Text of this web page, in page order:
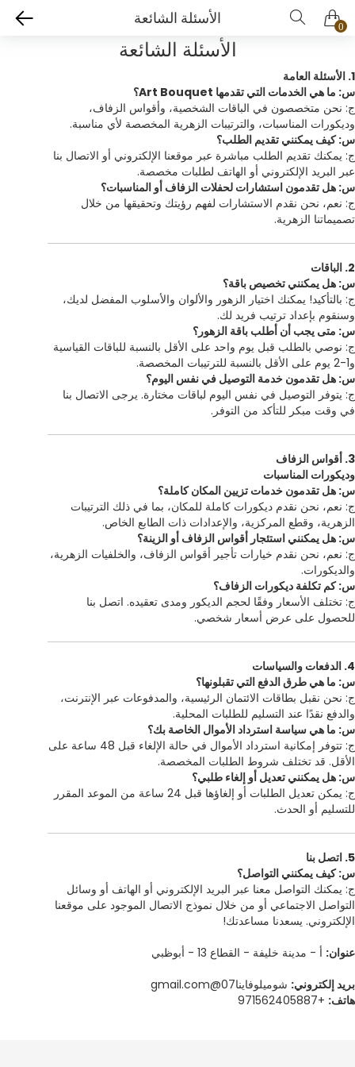
الأسئلة الشائعة 0
الأسئلة الشائعة
1. الأسئلة العامة
س: ما هي الخدمات التي تقدمها Art Bouquet؟
ج: نحن متخصصون في الباقات الشخصية، وأقواس الزفاف،
وديكورات المناسبات، والترتيبات الزهرية المخصصة لأي مناسبة.
س: كيف يمكنني تقديم الطلب؟
ج: يمكنك تقديم الطلب مباشرة عبر موقعنا الإلكتروني أو الاتصال بنا
عبر البريد الإلكتروني أو الهاتف لطلبات مخصصة.
س: هل تقدمون استشارات لحفلات الزفاف أو المناسبات؟
ج: نعم، نحن نقدم الاستشارات لفهم رؤيتك وتحقيقها من خلال
تصميماتنا الزهرية.
2. الباقات
س: هل يمكنني تخصيص باقة؟
ج: بالتأكيد! يمكنك اختيار الزهور والألوان والأسلوب المفضل لديك،
وسنقوم بإعداد ترتيب فريد لك.
س: متى يجب أن أطلب باقة الزهور؟
ج: نوصي بالطلب قبل يوم واحد على الأقل بالنسبة للباقات القياسية
و1-2 يوم على الأقل بالنسبة للترتيبات المخصصة.
س: هل تقدمون خدمة التوصيل في نفس اليوم؟
ج: يتوفر التوصيل في نفس اليوم لباقات مختارة. يرجى الاتصال بنا
في وقت مبكر للتأكد من التوفر.
3. أقواس الزفاف
وديكورات المناسبات
س: هل تقدمون خدمات تزيين المكان كاملة؟
ج: نعم، نحن نقدم ديكورات كاملة للمكان، بما في ذلك الترتيبات
الزهرية، وقطع المركزية، والإعدادات ذات الطابع الخاص.
س: هل يمكنني استئجار أقواس الزفاف أو الزينة؟
ج: نعم، نحن نقدم خيارات تأجير أقواس الزفاف، والخلفيات الزهرية،
والديكورات.
س: كم تكلفة ديكورات الزفاف؟
ج: تختلف الأسعار وفقًا لحجم الديكور ومدى تعقيده. اتصل بنا
للحصول على عرض أسعار شخصي.
4. الدفعات والسياسات
س: ما هي طرق الدفع التي تقبلونها؟
ج: نحن نقبل بطاقات الائتمان الرئيسية، والمدفوعات عبر الإنترنت،
والدفع نقدًا عند التسليم للطلبات المحلية.
س: ما هي سياسة استرداد الأموال الخاصة بك؟
ج: تتوفر إمكانية استرداد الأموال في حالة الإلغاء قبل 48 ساعة على
الأقل. قد تختلف شروط الطلبات المخصصة.
س: هل يمكنني تعديل أو إلغاء طلبي؟
ج: يمكن تعديل الطلبات أو إلغاؤها قبل 24 ساعة من الموعد المقرر
للتسليم أو الحدث.
5. اتصل بنا
س: كيف يمكنني التواصل؟
ج: يمكنك التواصل معنا عبر البريد الإلكتروني أو الهاتف أو وسائل
التواصل الاجتماعي أو من خلال نموذج الاتصال الموجود على موقعنا
الإلكتروني. يسعدنا مساعدتك!
عنوان: أ - مدينة خليفة - القطاع 13 - أبوظبي
بريد إلكتروني: شوميلوفاينا07@gmail.com
هاتف: +971562405887